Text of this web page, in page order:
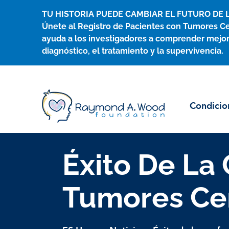
TU HISTORIA PUEDE CAMBIAR EL FUTURO DE
Únete al Registro de Pacientes con Tumores
ayuda a los investigadores a comprender
diagnóstico, el tratamiento y la supervivencia.
Éxito De
Tumores